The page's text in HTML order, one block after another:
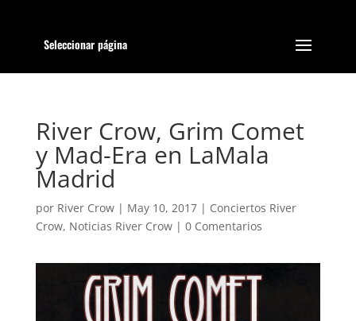
Seleccionar página
River Crow, Grim Comet
y Mad-Era en LaMala
Madrid
por River Crow| May 10, 2017| Conciertos River
Crow, Noticias River Crow| 0 Comentarios